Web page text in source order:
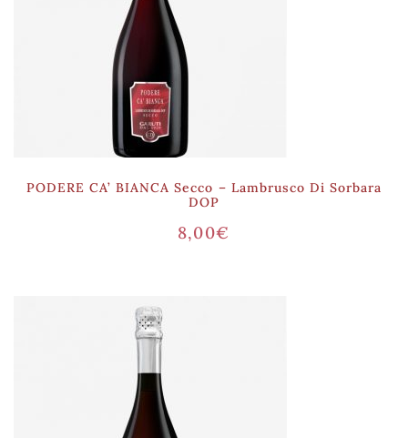
PODERE CA’ BIANCA Secco – Lambrusco Di Sorbara
DOP
8,00€